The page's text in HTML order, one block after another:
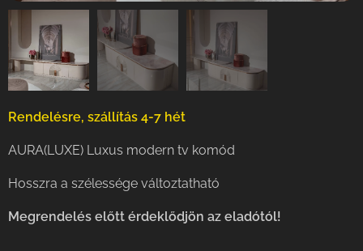
Rendelésre, szállítás 4-7 hét
AURA(LUXE) Luxus modern tv komód
Hosszra a szélessége változtatható
Megrendelés előtt érdeklődjön az eladótól!